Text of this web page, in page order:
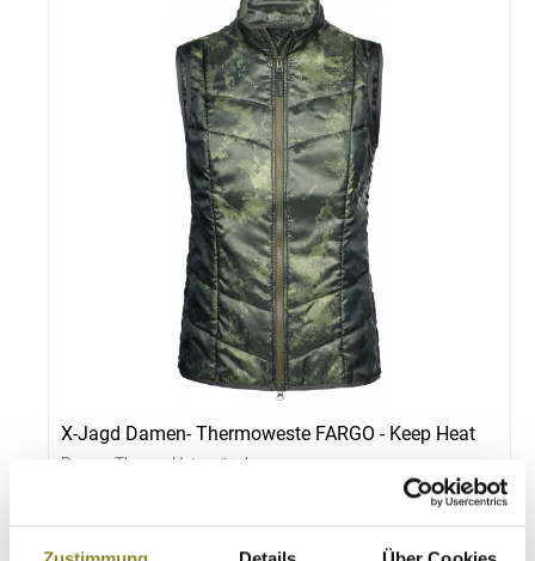
X-Jagd Damen- Thermoweste FARGO - Keep Heat
Damen Thermo-Unterwäsche
€119,90